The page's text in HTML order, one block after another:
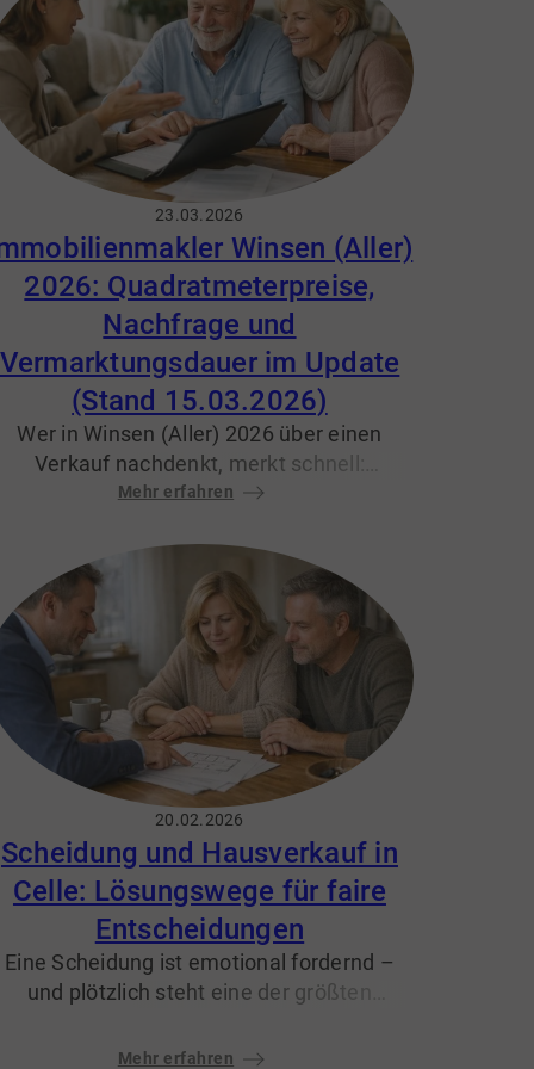
Organisation und ein gutes Gefühl bei der
Entscheidung.
23.03.2026
Winsen (Aller)
2026: Quadratmeterpreise,
Nachfrage und
Vermarktungsdauer im Update
(Stand 15.03.2026)
Wer in Winsen (Aller) 2026 über einen
Verkauf nachdenkt, merkt schnell:
Entscheidend ist nicht nur der „gefühlte“
Quadratmeterpreise
Nachfrage
Vermarktungsdauer. Gerade für ältere
Eigentümer ist eine gute Planung
– und hilft, unnötigen Stress zu
vermeiden.
Mehr erfahren
20.02.2026
Scheidung und Hausverkauf in
Celle: Lösungswege für faire
Entscheidungen
Eine Scheidung ist emotional fordernd –
und plötzlich steht eine der größten
Was passiert mit dem Haus? Gerade in
Mehr erfahren